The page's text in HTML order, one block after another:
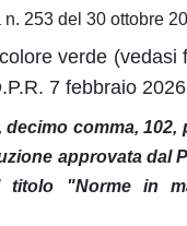
253 del 30 ottobre
verde (vedasi
7 febbraio
comma, 102,
approvata dal
"Norme in